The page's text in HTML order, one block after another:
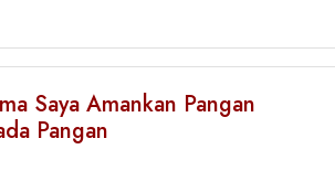
Saya Amankan Pangan
Pangan